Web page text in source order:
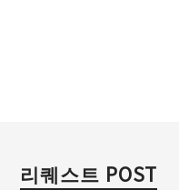
리퀘스트 POST